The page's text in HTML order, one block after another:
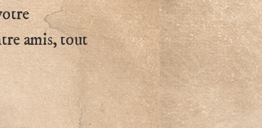
amis, tout